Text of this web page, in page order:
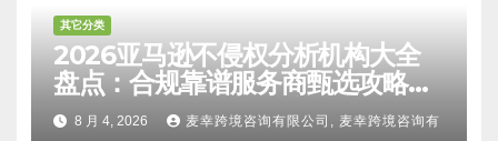
其它分类
2026亚马逊不侵权分析机构大全
盘点：合规靠谱服务商甄选攻略、
避坑FAQ及标杆机构实力详解
8 月 4, 2026 麦幸跨境咨询有限公司, 麦幸跨境咨询有